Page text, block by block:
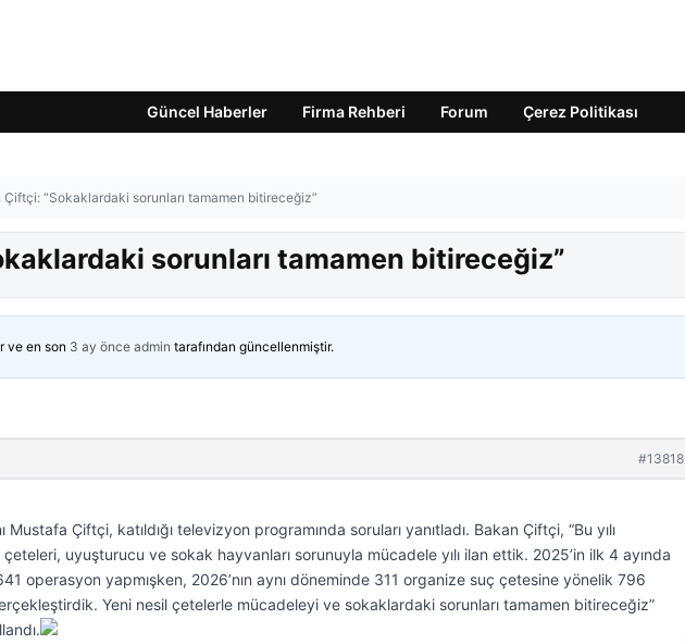
Güncel Haberler Firma Rehberi Forum Çerez Politikası
Çiftçi: “Sokaklardaki sorunları tamamen bitireceğiz”
sorunları tamamen bitireceğiz”
ve en son 3 ay önce admin tarafından güncellenmiştir.
#13818
Mustafa Çiftçi, katıldığı televizyon programında soruları yanıtladı. Bakan Çiftçi, “Bu yılı
uyuşturucu ve sokak hayvanları sorunuyla mücadele yılı ilan ettik. 2025’in ilk 4 ayında
operasyon yapmışken, 2026’nın aynı döneminde 311 organize suç çetesine yönelik 796
Yeni nesil çetelerle mücadeleyi ve sokaklardaki sorunları tamamen bitireceğiz”